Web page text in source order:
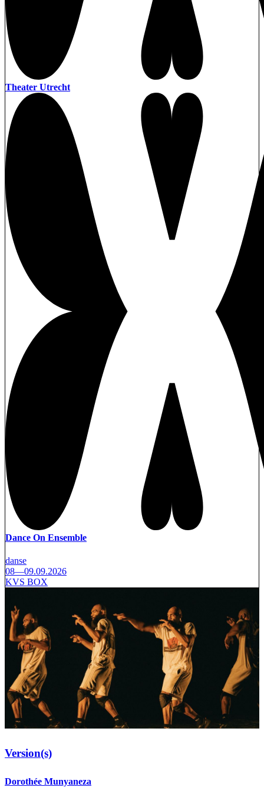
Theater Utrecht
Dance On Ensemble
danse
08—09.09.2026
KVS BOX
Version(s)
Dorothée Munyaneza